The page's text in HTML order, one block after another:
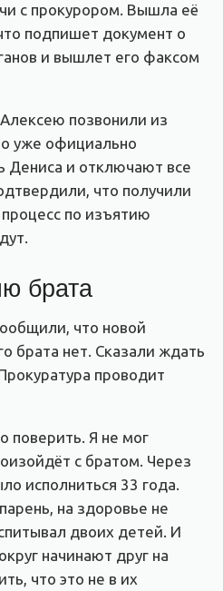
с прокурором. Вышла её
подпишет документ о
и вышлет его факсом
позвонили из
уже официально
Дениса и отключают все
что получили
по изъятию
брата
что новой
брата нет. Сказали ждать
проводит
поверить. Я не мог
с братом. Через
исполниться 33 года.
на здоровье не
двоих детей. И
начинают друг на
что это не в их